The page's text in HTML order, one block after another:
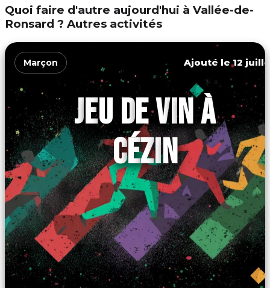
Quoi faire d'autre aujourd'hui à Vallée-de-
Ronsard ? Autres activités
Marçon Ajouté le 12
JEU DE VIN À
CÉZIN